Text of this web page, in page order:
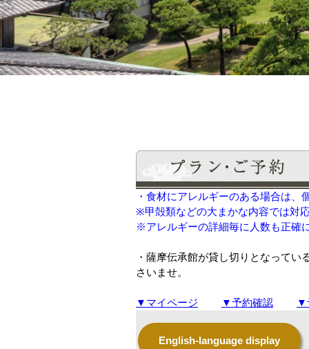
・食材にアレルギーのある場合は
※甲殻類などの大まかな内容では対
※アレルギーの詳細毎に人数も正確
・薩摩伝承館が貸し切りとなって
さいませ。
▼マイページ ▼予約確認 ▼
English-language display